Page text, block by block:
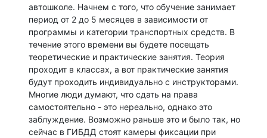
автошколе. Начнем с того, что обучение занимает
период от 2 до 5 месяцев в зависимости от
программы и категории транспортных средств. В
течение этого времени вы будете посещать
теоретические и практические занятия. Теория
проходит в классах, а вот практические занятия
будут проходить индивидуально с инструкторами.
Многие люди думают, что сдать на права
самостоятельно - это нереально, однако это
заблуждение. Возможно раньше это и было так, но
сейчас в ГИБДД стоят камеры фиксации при